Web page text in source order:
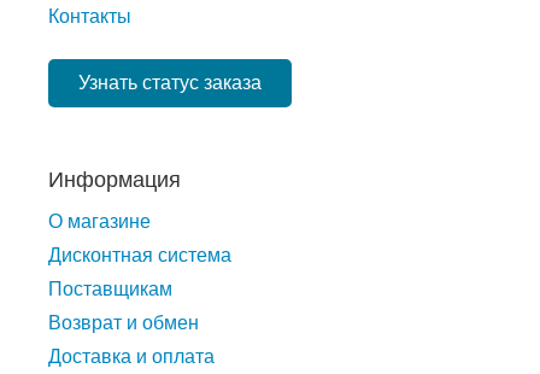
Контакты
Узнать статус заказа
Информация
О магазине
Дисконтная система
Поставщикам
Возврат и обмен
Доставка и оплата